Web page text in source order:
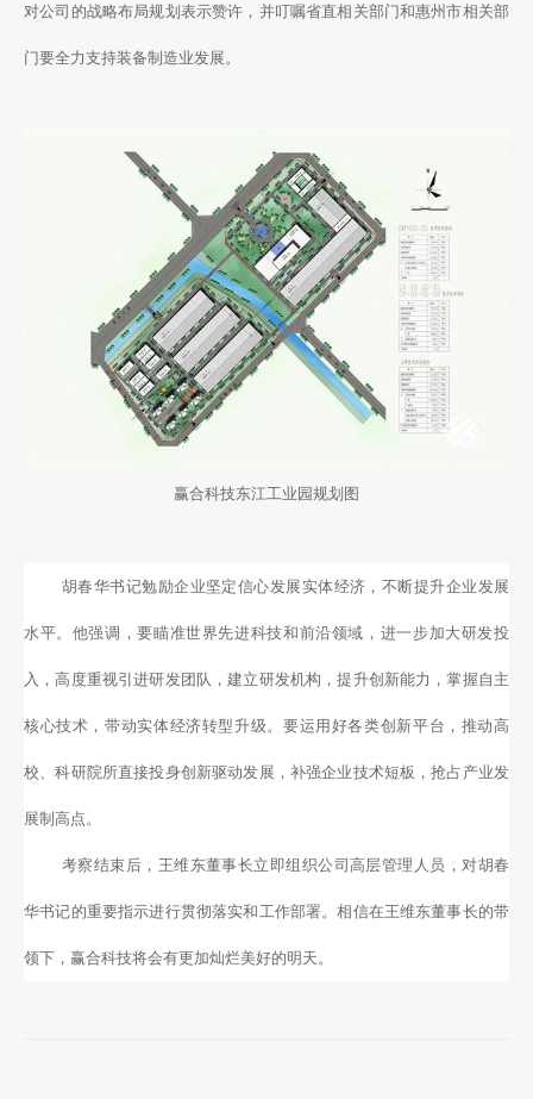
对公司的战略布局规划表示赞许，并叮嘱省直相关部门和惠州市相关部
门要全力支持装备制造业发展。
赢合科技东江工业园规划图
胡春华书记勉励企业坚定信心发展实体经济，不断提升企业发展
水平。他强调，要瞄准世界先进科技和前沿领域，进一步加大研发投
入，高度重视引进研发团队，建立研发机构，提升创新能力，掌握自主
核心技术，带动实体经济转型升级。要运用好各类创新平台，推动高
校、科研院所直接投身创新驱动发展，补强企业技术短板，抢占产业发
展制高点。
考察结束后，王维东董事长立即组织公司高层管理人员，对胡春
华书记的重要指示进行贯彻落实和工作部署。相信在王维东董事长的带
领下，赢合科技将会有更加灿烂美好的明天。